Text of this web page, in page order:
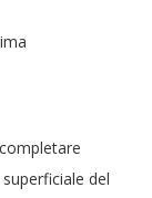
del